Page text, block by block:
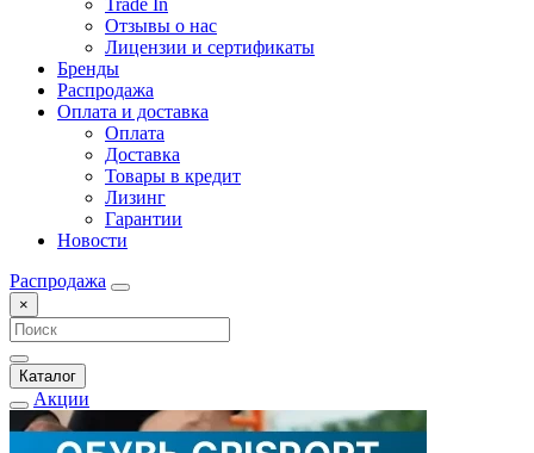
Trade In
Отзывы о нас
Лицензии и сертификаты
Бренды
Распродажа
Оплата и доставка
Оплата
Доставка
Товары в кредит
Лизинг
Гарантии
Новости
Распродажа
×
Каталог
Акции